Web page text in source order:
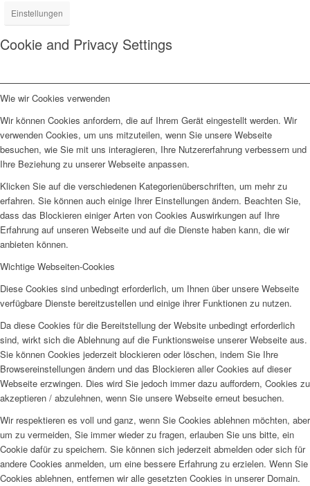
Einstellungen
Cookie and Privacy Settings
Wie wir Cookies verwenden
Wir können Cookies anfordern, die auf Ihrem Gerät eingestellt werden. Wir
verwenden Cookies, um uns mitzuteilen, wenn Sie unsere Webseite
besuchen, wie Sie mit uns interagieren, Ihre Nutzererfahrung verbessern und
Ihre Beziehung zu unserer Webseite anpassen.
Klicken Sie auf die verschiedenen Kategorienüberschriften, um mehr zu
erfahren. Sie können auch einige Ihrer Einstellungen ändern. Beachten Sie,
dass das Blockieren einiger Arten von Cookies Auswirkungen auf Ihre
Erfahrung auf unseren Webseite und auf die Dienste haben kann, die wir
anbieten können.
Wichtige Webseiten-Cookies
Diese Cookies sind unbedingt erforderlich, um Ihnen über unsere Webseite
verfügbare Dienste bereitzustellen und einige ihrer Funktionen zu nutzen.
Da diese Cookies für die Bereitstellung der Website unbedingt erforderlich
sind, wirkt sich die Ablehnung auf die Funktionsweise unserer Webseite aus.
Sie können Cookies jederzeit blockieren oder löschen, indem Sie Ihre
Browsereinstellungen ändern und das Blockieren aller Cookies auf dieser
Webseite erzwingen. Dies wird Sie jedoch immer dazu auffordern, Cookies zu
akzeptieren / abzulehnen, wenn Sie unsere Webseite erneut besuchen.
Wir respektieren es voll und ganz, wenn Sie Cookies ablehnen möchten, aber
um zu vermeiden, Sie immer wieder zu fragen, erlauben Sie uns bitte, ein
Cookie dafür zu speichern. Sie können sich jederzeit abmelden oder sich für
andere Cookies anmelden, um eine bessere Erfahrung zu erzielen. Wenn Sie
Cookies ablehnen, entfernen wir alle gesetzten Cookies in unserer Domain.